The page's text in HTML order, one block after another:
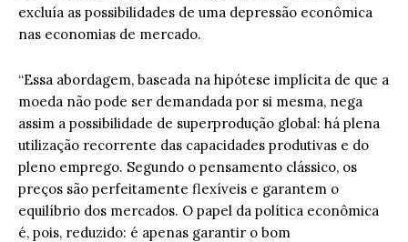
excluía as possibilidades de uma depressão econômica
nas economias de mercado.
“Essa abordagem, baseada na hipótese implícita de que a
moeda não pode ser demandada por si mesma, nega
assim a possibilidade de superprodução global: há plena
utilização recorrente das capacidades produtivas e do
pleno emprego. Segundo o pensamento clássico, os
preços são perfeitamente flexíveis e garantem o
equilíbrio dos mercados. O papel da política econômica
é, pois, reduzido: é apenas garantir o bom